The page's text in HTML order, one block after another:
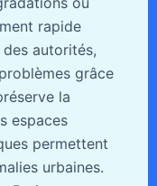
rapide
autorités,
grâce
la
espaces
permettent
urbaines.